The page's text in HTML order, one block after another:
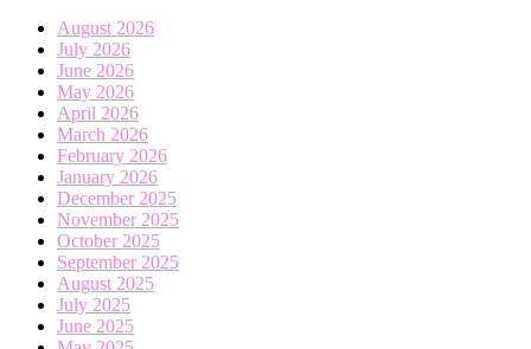
August 2026
July 2026
June 2026
May 2026
April 2026
March 2026
February 2026
January 2026
December 2025
November 2025
October 2025
September 2025
August 2025
July 2025
June 2025